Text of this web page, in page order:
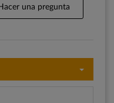
una pregunta